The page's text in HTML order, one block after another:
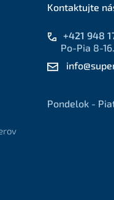
Kontaktujte
+421 948
Po-Pia 8-
Pondelok -